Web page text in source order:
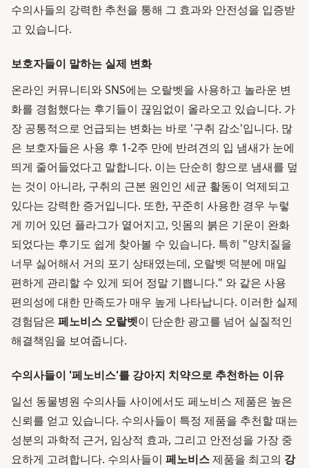
수의사들의 강력한 추천을 통해 그 효과와 안전성을 입증받
고 있습니다.
보호자들이 말하는 실제 변화
온라인 커뮤니티와 SNS에는 오랄벳을 사용하고 놀라운 변
화를 경험했다는 후기들이 끊임없이 올라오고 있습니다. 가
장 공통적으로 언급되는 변화는 바로 '구취 감소'입니다. 많
은 보호자들은 사용 후 1-2주 만에 반려견의 입 냄새가 눈에
띄게 줄어들었다고 말합니다. 이는 단순히 향으로 냄새를 덮
는 것이 아니라, 구취의 근본 원인인 세균 활동이 억제되고
있다는 강력한 증거입니다. 또한, 꾸준히 사용한 경우 누렇
게 끼어 있던 플라그가 옅어지고, 잇몸의 붉은 기운이 완화
되었다는 후기도 쉽게 찾아볼 수 있습니다. 특히 "양치질을
너무 싫어해서 거의 포기 상태였는데, 오랄벳 덕분에 매일
편하게 관리할 수 있게 되어 정말 기쁩니다." 와 같은 사용
편의성에 대한 만족도가 매우 높게 나타납니다. 이러한 실제
경험담은 페노비스 오랄벳이 단순한 광고를 넘어 실질적인
해결책임을 보여줍니다.
수의사들이 '페노비스'를 강아지 치약으로 추천하는 이유
일선 동물병원 수의사들 사이에서도 페노비스 제품은 높은
신뢰를 얻고 있습니다. 수의사들이 특정 제품을 추천할 때는
성분의 과학적 근거, 임상적 효과, 그리고 안전성을 가장 중
요하게 고려합니다. 수의사들이 페노비스제품을 최고의 강